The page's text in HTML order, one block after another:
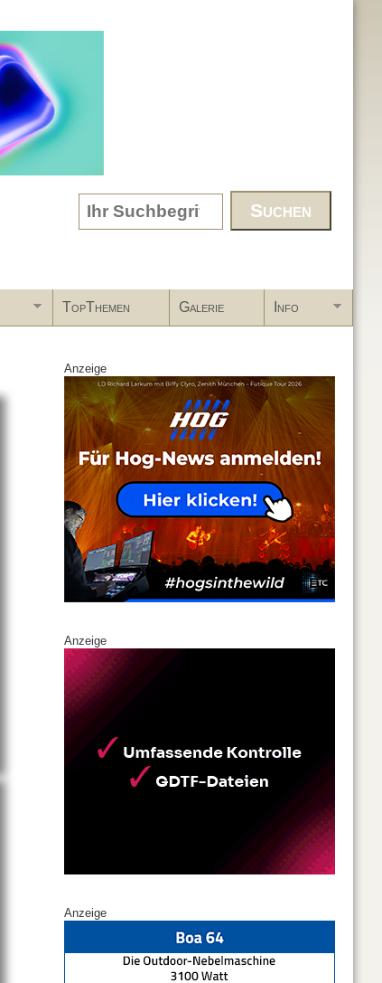
Search form
TopThemen Galerie Info
Anzeige
Anzeige
Anzeige